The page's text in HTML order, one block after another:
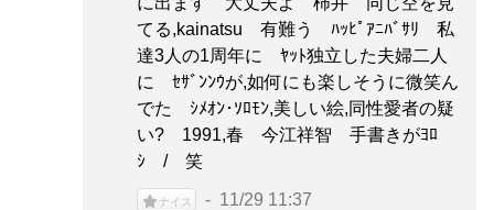
てる,kainatsu 有難う ﾊｯﾋﾟｱﾆﾊﾞｻﾘ 私
達3人の1周年に ﾔｯﾄ独立した夫婦二人
に ｾｻﾞﾝﾝｳが,如何にも楽しそうに微笑ん
でた ｼﾒｵﾝ･ｿﾛﾓﾝ,美しい絵,同性愛者の疑
い? 1991,春 今江祥智 手書きがﾖﾛ
ｼ / 笑
ナイス 11/29 11:37